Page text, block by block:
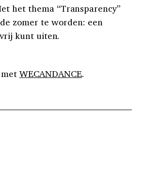
het thema “Transparency”
zomer te worden: een
kunt uiten.
metWECANDANCE.